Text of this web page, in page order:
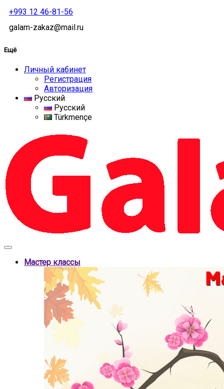
+993 12 46-81-56
galam-zakaz@mail.ru
Ещё
Личный кабинет
Регистрация
Авторизация
Русский
Русский
Türkmençe
Мастер классы